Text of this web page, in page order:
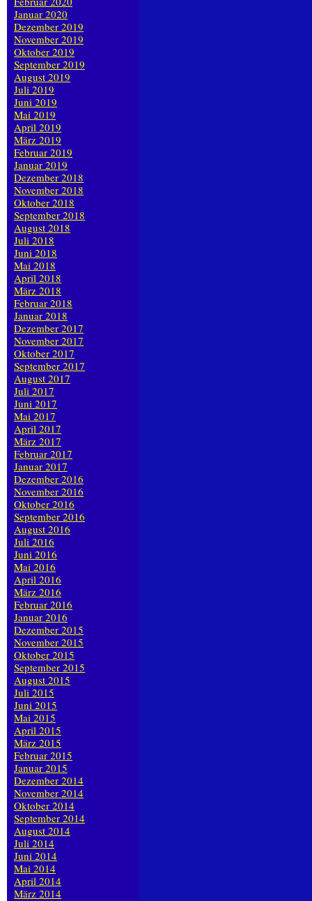
Januar 2020
Dezember 2019
November 2019
Oktober 2019
September 2019
August 2019
Juli 2019
Juni 2019
Mai 2019
April 2019
März 2019
Februar 2019
Januar 2019
Dezember 2018
November 2018
Oktober 2018
September 2018
August 2018
Juli 2018
Juni 2018
Mai 2018
April 2018
März 2018
Februar 2018
Januar 2018
Dezember 2017
November 2017
Oktober 2017
September 2017
August 2017
Juli 2017
Juni 2017
Mai 2017
April 2017
März 2017
Februar 2017
Januar 2017
Dezember 2016
November 2016
Oktober 2016
September 2016
August 2016
Juli 2016
Juni 2016
Mai 2016
April 2016
März 2016
Februar 2016
Januar 2016
Dezember 2015
November 2015
Oktober 2015
September 2015
August 2015
Juli 2015
Juni 2015
Mai 2015
April 2015
März 2015
Februar 2015
Januar 2015
Dezember 2014
November 2014
Oktober 2014
September 2014
August 2014
Juli 2014
Juni 2014
Mai 2014
April 2014
März 2014